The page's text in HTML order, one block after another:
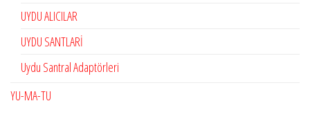
UYDU ALICILAR
UYDU SANTLARİ
Uydu Santral Adaptörleri
YU-MA-TU